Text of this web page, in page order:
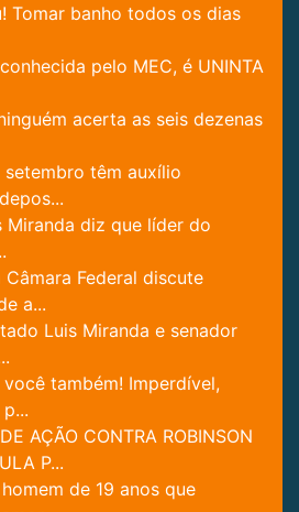
Tomar banho todos os dias
pelo MEC, é UNINTA
acerta as seis dezenas
setembro têm auxílio
Miranda diz que líder do
Câmara Federal discute
a...
Luis Miranda e senador
você também! Imperdível,
AÇÃO CONTRA ROBINSON
P...
de 19 anos que